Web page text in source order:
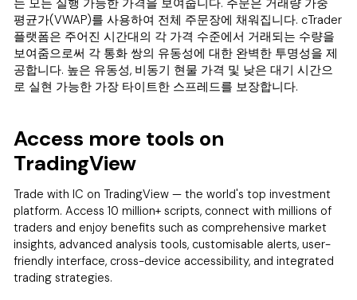
평균가(VWAP)를 사용하여 전체 주문장에 채워집니다. cTrader
플랫폼은 주어진 시간대의 각 가격 수준에서 거래되는 수량을
보여줌으로써 각 통화 쌍의 유동성에 대한 완벽한 투명성을 제
공합니다. 높은 유동성, 비동기 현물 가격 및 낮은 대기 시간으
로 실현 가능한 가장 타이트한 스프레드를 보장합니다.
Access more tools on
TradingView
Trade with IC on TradingView — the world's top investment
platform. Access 10 million+ scripts, connect with millions of
traders and enjoy benefits such as comprehensive market
insights, advanced analysis tools, customisable alerts, user-
friendly interface, cross-device accessibility, and integrated
trading strategies.